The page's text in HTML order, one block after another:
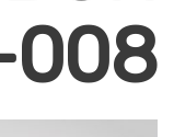
008